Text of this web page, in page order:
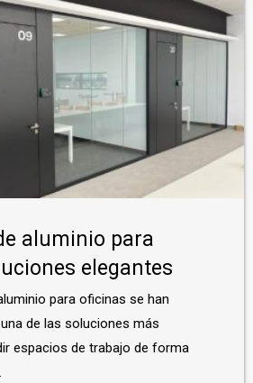
aluminio para
elegantes
para oficinas se han
de las soluciones más
espacios de trabajo de forma